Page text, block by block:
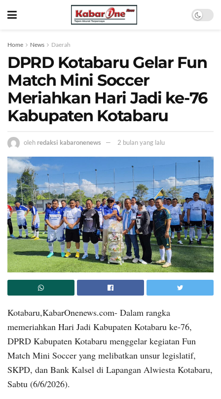
Home News Daerah
DPRD Kotabaru Gelar Fun
Match Mini Soccer
Meriahkan Hari Jadi ke-76
Kabupaten Kotabaru
oleh redaksi kabaronenews 2 bulan yang lalu
Kotabaru,KabarOnenews.com- Dalam rangka
memeriahkan Hari Jadi Kabupaten Kotabaru ke-76,
DPRD Kabupaten Kotabaru menggelar kegiatan Fun
Match Mini Soccer yang melibatkan unsur legislatif,
SKPD, dan Bank Kalsel di Lapangan Alwiesta Kotabaru,
Sabtu (6/6/2026).